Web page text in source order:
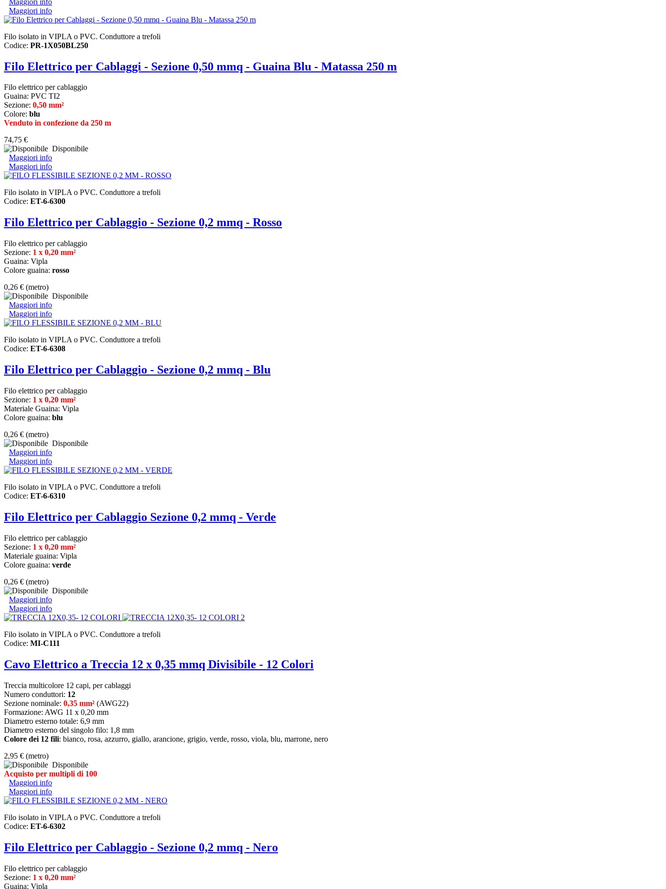
Maggiori info
Filo isolato in VIPLA o PVC. Conduttore a trefoli
Codice: PR-1X050BL250
Filo Elettrico per Cablaggi - Sezione 0,50 mmq - Guaina Blu - Matassa 250 m
Filo elettrico per cablaggio
Guaina: PVC TI2
Sezione: 0,50 mm²
Colore: blu
Venduto in confezione da 250 m
74,75 €
Disponibile
Maggiori info
Maggiori info
Filo isolato in VIPLA o PVC. Conduttore a trefoli
Codice: ET-6-6300
Filo Elettrico per Cablaggio - Sezione 0,2 mmq - Rosso
Filo elettrico per cablaggio
Sezione: 1 x 0,20 mm²
Guaina: Vipla
Colore guaina: rosso
0,26 € (metro)
Disponibile
Maggiori info
Maggiori info
Filo isolato in VIPLA o PVC. Conduttore a trefoli
Codice: ET-6-6308
Filo Elettrico per Cablaggio - Sezione 0,2 mmq - Blu
Filo elettrico per cablaggio
Sezione: 1 x 0,20 mm²
Materiale Guaina: Vipla
Colore guaina: blu
0,26 € (metro)
Disponibile
Maggiori info
Maggiori info
Filo isolato in VIPLA o PVC. Conduttore a trefoli
Codice: ET-6-6310
Filo Elettrico per Cablaggio Sezione 0,2 mmq - Verde
Filo elettrico per cablaggio
Sezione: 1 x 0,20 mm²
Materiale guaina: Vipla
Colore guaina: verde
0,26 € (metro)
Disponibile
Maggiori info
Maggiori info
Filo isolato in VIPLA o PVC. Conduttore a trefoli
Codice: MI-C111
Cavo Elettrico a Treccia 12 x 0,35 mmq Divisibile - 12 Colori
Treccia multicolore 12 capi, per cablaggi
Numero conduttori: 12
Sezione nominale: 0,35 mm² (AWG22)
Formazione: AWG 11 x 0,20 mm
Diametro esterno totale: 6,9 mm
Diametro esterno del singolo filo: 1,8 mm
Colore dei 12 fili: bianco, rosa, azzurro, giallo, arancione, grigio, verde, rosso, viola, blu, marrone, nero
2,95 € (metro)
Disponibile
Acquisto per multipli di 100
Maggiori info
Maggiori info
Filo isolato in VIPLA o PVC. Conduttore a trefoli
Codice: ET-6-6302
Filo Elettrico per Cablaggio - Sezione 0,2 mmq - Nero
Filo elettrico per cablaggio
Sezione: 1 x 0,20 mm²
Guaina: Vipla